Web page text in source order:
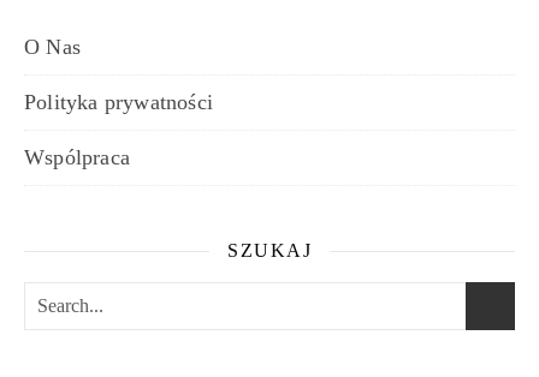
O Nas
Polityka prywatności
Wspólpraca
SZUKAJ